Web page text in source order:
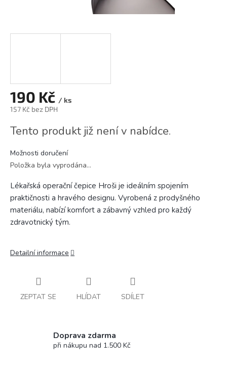
190 Kč / ks
157 Kč bez DPH
cena:
Tento produkt již není v nabídce.
Možnosti doručení
Položka byla vyprodána…
Lékařská operační čepice Hroši je ideálním spojením
praktičnosti a hravého designu. Vyrobená z prodyšného
materiálu, nabízí komfort a zábavný vzhled pro každý
zdravotnický tým.
Detailní informace
ZEPTAT SE HLÍDAT SDÍLET
Doprava zdarma
při nákupu nad 1.500 Kč